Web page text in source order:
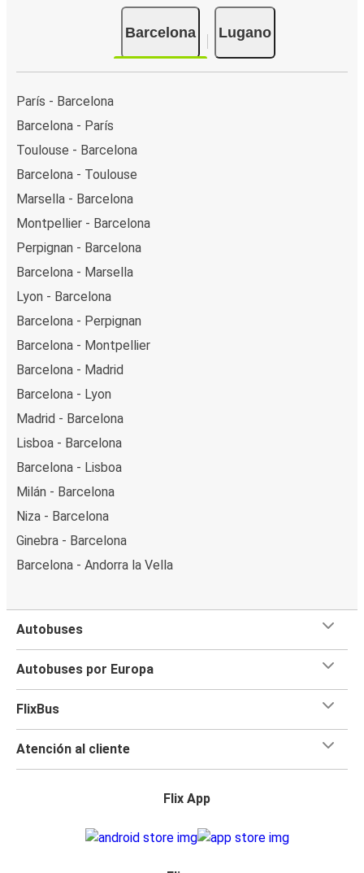
Barcelona Lugano
París - Barcelona
Barcelona - París
Toulouse - Barcelona
Barcelona - Toulouse
Marsella - Barcelona
Montpellier - Barcelona
Perpignan - Barcelona
Barcelona - Marsella
Lyon - Barcelona
Barcelona - Perpignan
Barcelona - Montpellier
Barcelona - Madrid
Barcelona - Lyon
Madrid - Barcelona
Lisboa - Barcelona
Barcelona - Lisboa
Milán - Barcelona
Niza - Barcelona
Ginebra - Barcelona
Barcelona - Andorra la Vella
Autobuses
Autobuses por Europa
FlixBus
Atención al cliente
Flix App